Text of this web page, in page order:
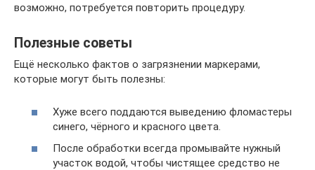
возможно, потребуется повторить процедуру.
Полезные советы
Ещё несколько фактов о загрязнении маркерами,
которые могут быть полезны:
Хуже всего поддаются выведению фломастеры
синего, чёрного и красного цвета.
После обработки всегда промывайте нужный
участок водой, чтобы чистящее средство не